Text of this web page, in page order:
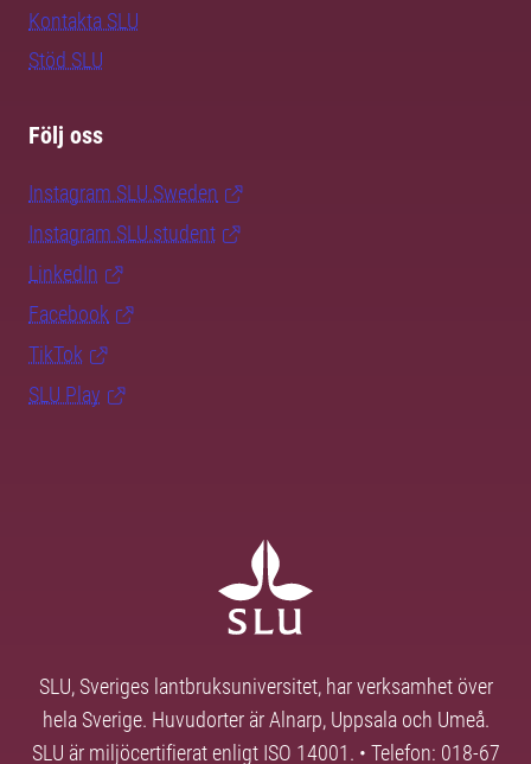
Kontakta SLU
Stöd SLU
Följ oss
Instagram SLU.Sweden
Instagram SLU.student
LinkedIn
Facebook
TikTok
SLU Play
SLU, Sveriges lantbruksuniversitet, har verksamhet över
hela Sverige. Huvudorter är Alnarp, Uppsala och Umeå.
SLU är miljöcertifierat enligt ISO 14001. • Telefon: 018-67